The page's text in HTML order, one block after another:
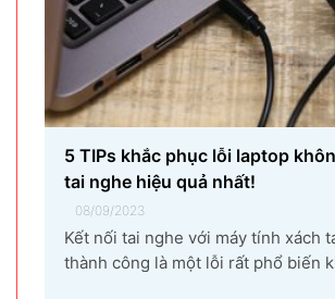
5 TIPs khắc phục lỗi laptop
tai nghe hiệu quả nhất!
08/09/2023
Kết nối tai nghe với máy tính xách
thành công là một lỗi rất phổ biến